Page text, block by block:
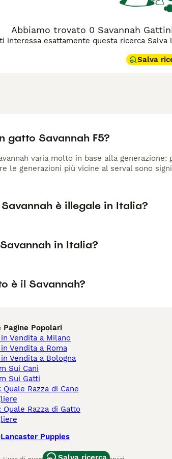
Abbiamo trovato 0 Savannah
interessa esattamente questa ricerca
Salva
gatto Savannah F5?
varia molto in base alla
le generazioni più vicine al serval sono
è illegale in Italia?
in Italia?
è il Savannah?
Pagine Popolari
in Vendita a Milano
Vendita a Roma
in Vendita a Bologna
Sui Cani
Sui Gatti
Quale Razza di Cane
Quale Razza di Gatto
Lancaster Puppies